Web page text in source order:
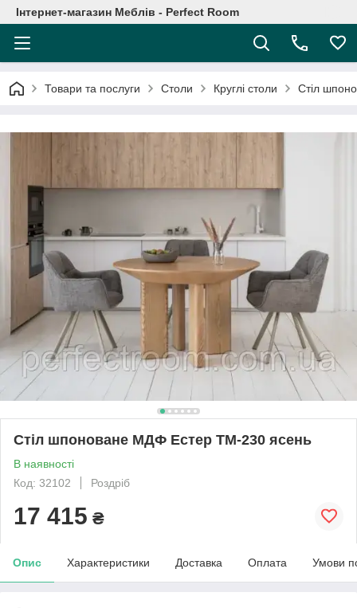
Інтернет-магазин Меблів - Perfect Room
Товари та послуги Столи Круглі столи Стіл
Стіл шпоноване МДФ Естер TM-230 ясень
В наявності
Код: 32102
Роздріб
17 415 ₴
Опис Характеристики Доставка Оплата Умови